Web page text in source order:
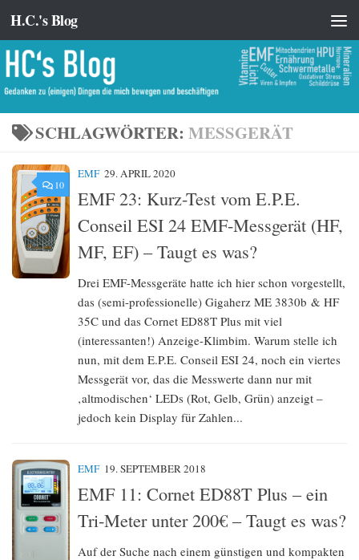
Zum Inhalt springen
H.C.'s Blog
SCHLAGWÖRTER: MESSGERÄT
10
EMF 29. APRIL 2020
EMF 23: Kurz-Test vom E.P.E.
Conseil ESI 24 EMF-Messgerät (HF,
MF, EF) – Taugt es was?
Drei EMF-Messgeräte hatte ich hier schon vorgestellt,
das (semi-professionelle) Gigaherz ME 3830b & HF
35C und das Cornet ED88T Plus mit viel
(interessanten!) Anzeige-Klimbim. Warum stelle ich
nun, mit dem E.P.E. Conseil ESI 24, noch ein viertes
Messgerät vor, das die Messwerte dann nur mit
‚altmodischen‘ LEDs (Rot, Gelb, Grün) anzeigt –
jedoch kein Display für Zahlen...
EMF 19. SEPTEMBER 2018
EMF 11: Cornet ED88T Plus – ein
Tri-Meter unter 200€ – Taugt es was?
Auf der Suche nach einem günstigen und kompakten